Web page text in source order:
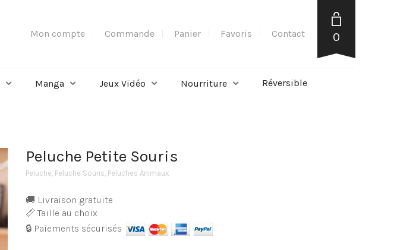
Mon compte Commande Panier Favoris Contact 0
Manga Jeux Vidéo Nourriture Réversible
Peluche Petite Souris
Peluche Peluche Souris Peluches Animaux
🚚 Livraison gratuite
📏 Taille au choix
🔒 Paiements sécurisés